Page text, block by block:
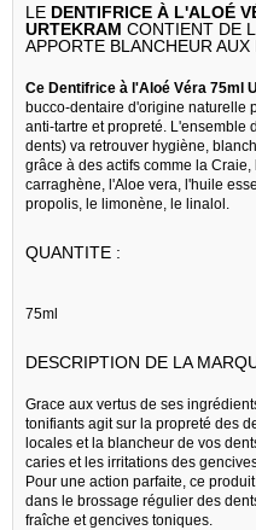
LE DENTIFRICE À L'ALOÉ
URTEKRAM CONTIENT DE
APPORTE BLANCHEUR AUX
Ce Dentifrice à l'Aloé Véra 75ml
bucco-dentaire d'origine naturelle
anti-tartre et propreté. L'ensemble
dents) va retrouver hygiène,
grâce à des actifs comme la
carraghène, l'Aloe vera, l'huile
propolis, le limonène, le linalol.
QUANTITE :
75ml
DESCRIPTION DE LA
Grace aux vertus de ses
tonifiants agit sur la propreté des
locales et la blancheur de vos
caries et les irritations des
Pour une action parfaite, ce
dans le brossage régulier des
fraîche et gencives toniques.